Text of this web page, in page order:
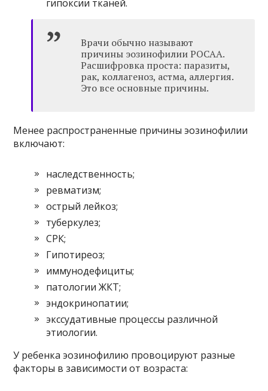
гипоксии тканей.
Врачи обычно называют
причины эозинофилии POCAA.
Расшифровка проста: паразиты,
рак, коллагеноз, астма, аллергия.
Это все основные причины.
Менее распространенные причины эозинофилии
включают:
наследственность;
ревматизм;
острый лейкоз;
туберкулез;
СРК;
Гипотиреоз;
иммунодефициты;
патологии ЖКТ;
эндокринопатии;
экссудативные процессы различной
этиологии.
У ребенка эозинофилию провоцируют разные
факторы в зависимости от возраста: